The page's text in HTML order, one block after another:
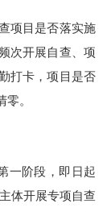
项目是否落实施
次开展自查、项
打卡，项目是否
。
阶段，即日起
体开展专项自查